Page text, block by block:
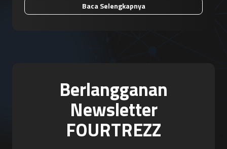
Baca Selengkapnya
Berlangganan
Newsletter
FOURTREZZ